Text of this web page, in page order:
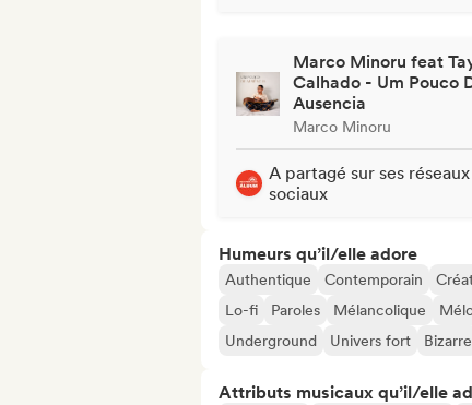
Marco Minoru feat
Calhado - Um Pouco
Ausencia
Marco Minoru
A partagé sur ses réseaux
sociaux
Humeurs qu’il/elle adore
Authentique Contemporain
Lo-fi
Paroles Mélancolique
Underground
Univers fort Bizarre
Attributs musicaux qu’il/elle